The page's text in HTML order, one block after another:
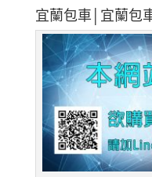
宜蘭包車│宜蘭包